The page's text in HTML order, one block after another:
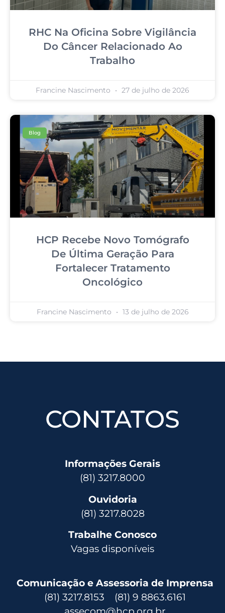
RHC Na Oficina Sobre Vigilância
Do Câncer Relacionado Ao
Trabalho
Francine Nascimento 27 de julho de 2026
Blog
HCP Recebe Novo Tomógrafo
De Última Geração Para
Fortalecer Tratamento
Oncológico
Francine Nascimento 13 de julho de 2026
CONTATOS
Informações Gerais
(81) 3217.8000
Ouvidoria
(81) 3217.8028
Trabalhe Conosco
Vagas disponíveis
Comunicação e Assessoria de Imprensa
(81) 3217.8153 (81) 9 8863.6161